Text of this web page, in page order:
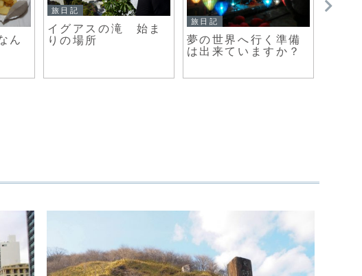
ん
旅日記
イグアスの滝 始ま
りの場所
旅日記
夢の世界へ行く準備
は出来ていますか？